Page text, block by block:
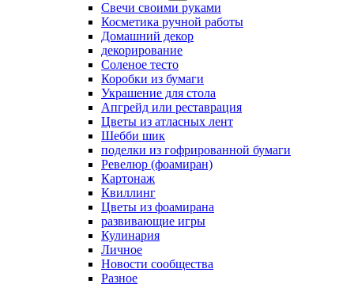
Свечи своими руками
Косметика ручной работы
Домашний декор
декорирование
Соленое тесто
Коробки из бумаги
Украшение для стола
Апгрейд или реставрация
Цветы из атласных лент
Шебби шик
поделки из гофрированной бумаги
Ревелюр (фоамиран)
Картонаж
Квиллинг
Цветы из фоамирана
развивающие игры
Кулинария
Личное
Новости сообщества
Разное